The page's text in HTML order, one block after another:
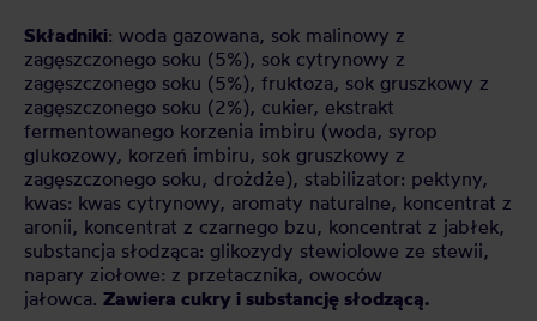
Składniki: woda gazowana, sok malinowy z
zagęszczonego soku (5%), sok cytrynowy z
zagęszczonego soku (5%), fruktoza, sok gruszkowy z
zagęszczonego soku (2%), cukier, ekstrakt
fermentowanego korzenia imbiru (woda, syrop
glukozowy, korzeń imbiru, sok gruszkowy z
zagęszczonego soku, drożdże), stabilizator: pektyny,
kwas: kwas cytrynowy, aromaty naturalne, koncentrat z
aronii, koncentrat z czarnego bzu, koncentrat z jabłek,
substancja słodząca: glikozydy stewiolowe ze stewii,
napary ziołowe: z przetacznika, owoców
jałowca. Zawiera cukry i substancję słodzącą.